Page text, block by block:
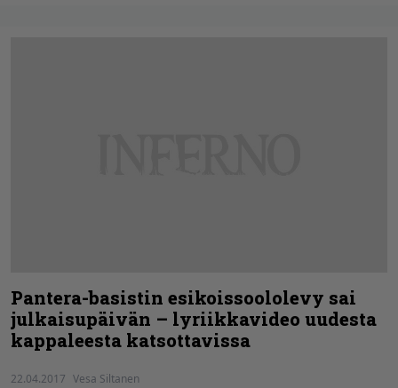
Pantera-basistin esikoissoololevy sai
julkaisupäivän – lyriikkavideo uudesta
kappaleesta katsottavissa
22.04.2017 Vesa Siltanen